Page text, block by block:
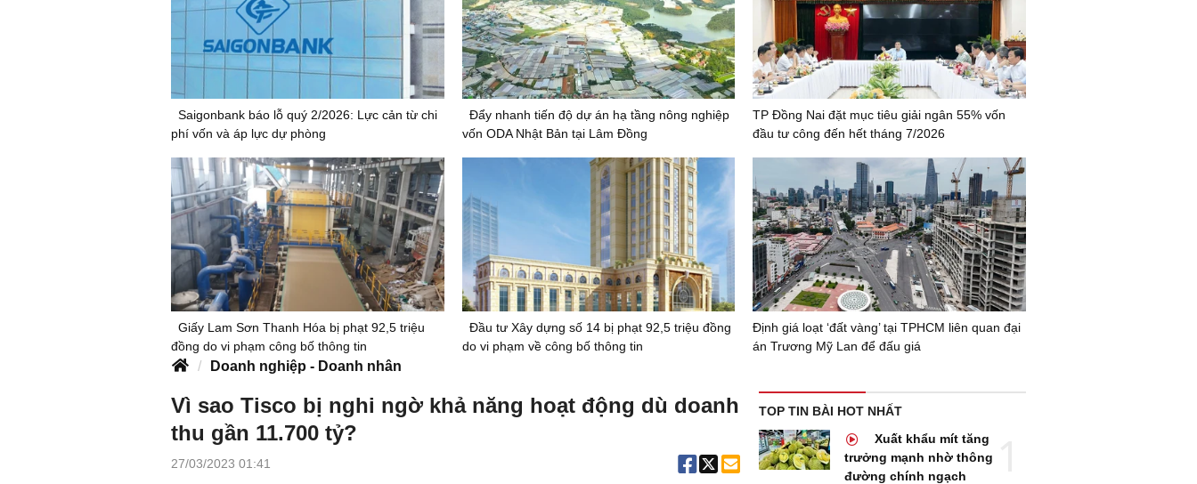
Saigonbank báo lỗ quý 2/2026: Lực cản từ chi
phí vốn và áp lực dự phòng
Đẩy nhanh tiến độ dự án hạ tầng nông nghiệp
vốn ODA Nhật Bản tại Lâm Đồng
TP Đồng Nai đặt mục tiêu giải ngân 55% vốn
đầu tư công đến hết tháng 7/2026
Giấy Lam Sơn Thanh Hóa bị phạt 92,5 triệu
đồng do vi phạm công bố thông tin
Đầu tư Xây dựng số 14 bị phạt 92,5 triệu đồng
do vi phạm về công bố thông tin
Định giá loạt ‘đất vàng’ tại TPHCM liên quan đại
án Trương Mỹ Lan để đấu giá
Doanh nghiệp - Doanh nhân
Vì sao Tisco bị nghi ngờ khả năng hoạt động dù doanh
thu gần 11.700 tỷ?
27/03/2023 01:41
TOP TIN BÀI HOT NHẤT
Xuất khẩu mít tăng
trưởng mạnh nhờ thông
đường chính ngạch